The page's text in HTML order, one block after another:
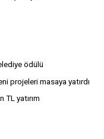
ödülü
projeleri masaya yatırdı
yatırım